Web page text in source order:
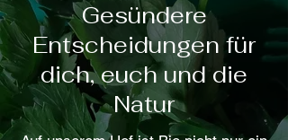
Gesündere
Entscheidungen für
dich, euch und die
Natur